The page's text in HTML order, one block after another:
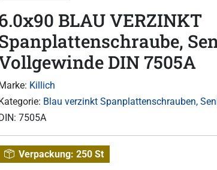
BLAU VERZINKT
DIN 7505A
Marke: Killich
Kategorie: Blau verzinkt Spanplattenschrauben,
DIN: 7505A
Verpackung: 250 St